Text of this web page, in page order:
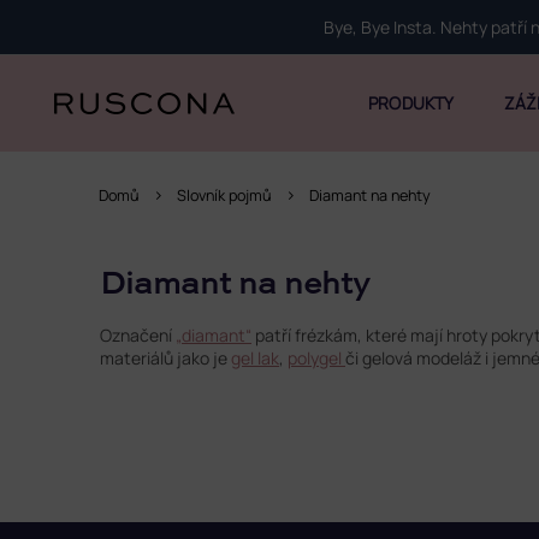
obsah
Bye, Bye Insta. Nehty patří
PRODUKTY
Domů Slovník pojmů Diamant na nehty
Diamant na nehty
Označení „diamant“ patří frézkám, které mají hroty
materiálů jako je gel lak, polygel či gelová modeláž i